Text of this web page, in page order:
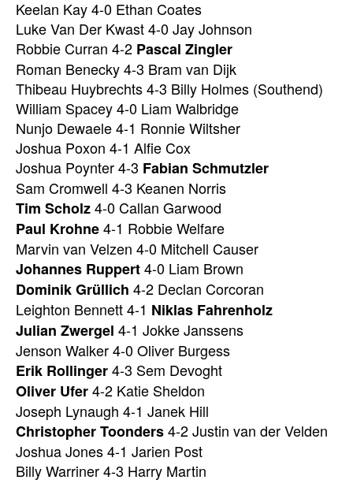
Keelan Kay 4-0 Ethan Coates
Luke Van Der Kwast 4-0 Jay Johnson
Robbie Curran 4-2 Pascal Zingler
Roman Benecky 4-3 Bram van Dijk
Thibeau Huybrechts 4-3 Billy Holmes (Southend)
William Spacey 4-0 Liam Walbridge
Nunjo Dewaele 4-1 Ronnie Wiltsher
Joshua Poxon 4-1 Alfie Cox
Joshua Poynter 4-3 Fabian Schmutzler
Sam Cromwell 4-3 Keanen Norris
Tim Scholz4-0 Callan Garwood
Paul Krohne4-1 Robbie Welfare
Marvin van Velzen 4-0 Mitchell Causer
Johannes Ruppert4-0 Liam Brown
Dominik Grüllich 4-2 Declan Corcoran
Leighton Bennett 4-1 Niklas Fahrenholz
Julian Zwergel 4-1 Jokke Janssens
Jenson Walker 4-0 Oliver Burgess
Erik Rollinger4-3 Sem Devoght
Oliver Ufer4-2 Katie Sheldon
Joseph Lynaugh 4-1 Janek Hill
Christopher Toonders4-2 Justin van der Velden
Joshua Jones 4-1 Jarien Post
Billy Warriner 4-3 Harry Martin